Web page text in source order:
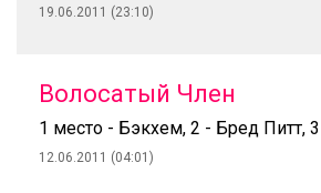
19.06.2011 (23:10)
Волосатый Член
1 место - Бэкхем, 2 - Бред Питт,
12.06.2011 (04:01)